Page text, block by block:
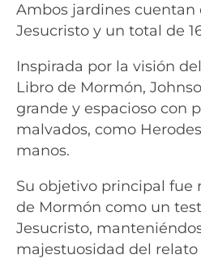
Ambos jardines cuentan
Jesucristo y un total de
Inspirada por la visión
Libro de Mormón,
grande y espacioso con
malvados, como
manos.
Su objetivo principal fue
de Mormón como un
Jesucristo,
majestuosidad del relato